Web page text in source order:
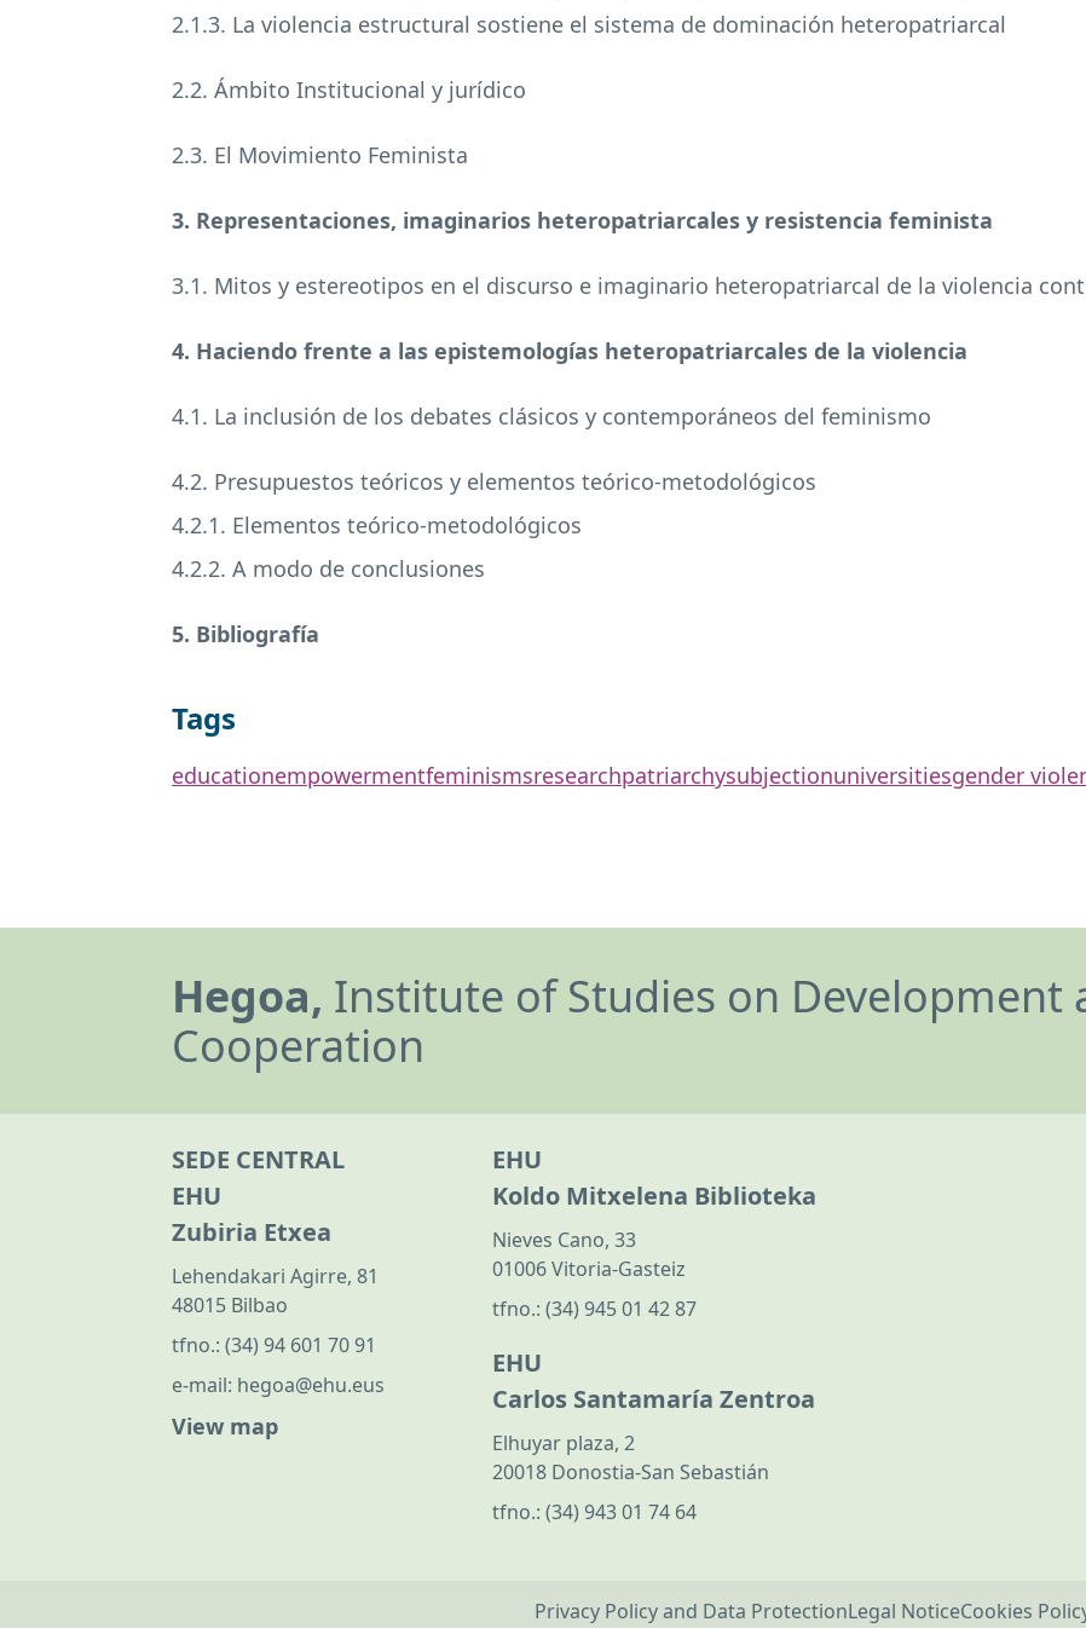
2.1.3. La violencia estructural sostiene el sistema de dominación heteropatriarcal
2.2. Ámbito Institucional y jurídico
2.3. El Movimiento Feminista
3. Representaciones, imaginarios heteropatriarcales y resistencia feminista
3.1. Mitos y estereotipos en el discurso e imaginario heteropatriarcal de la violencia
4. Haciendo frente a las epistemologías heteropatriarcales de la violencia
4.1. La inclusión de los debates clásicos y contemporáneos del feminismo
4.2. Presupuestos teóricos y elementos teórico-metodológicos
4.2.1. Elementos teórico-metodológicos
4.2.2. A modo de conclusiones
5. Bibliografía
Tags
educationempowermentfeminismsresearchpatriarchysubjectionuniversitiesgender
Hegoa, Institute of Studies on
Cooperation
SEDE CENTRAL
EHU
Zubiria Etxea
Lehendakari Agirre, 81
48015 Bilbao
tfno.: (34) 94 601 70 91
e-mail: hegoa@ehu.eus
View map
EHU
Koldo Mitxelena Biblioteka
Nieves Cano, 33
01006 Vitoria-Gasteiz
tfno.: (34) 945 01 42 87
EHU
Carlos Santamaría Zentroa
Elhuyar plaza, 2
20018 Donostia-San Sebastián
tfno.: (34) 943 01 74 64
Privacy Policy and Data ProtectionLegal NoticeCookies